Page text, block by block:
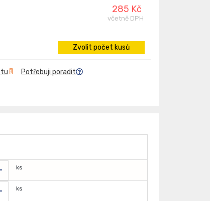
285 Kč
včetně DPH
Zvolit počet kusů
Potřebuji poradit
ks
ks